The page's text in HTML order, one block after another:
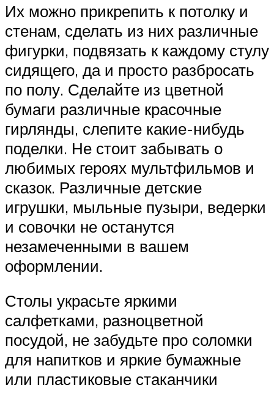
Их можно прикрепить к потолку и
стенам, сделать из них различные
фигурки, подвязать к каждому стулу
сидящего, да и просто разбросать
по полу. Сделайте из цветной
бумаги различные красочные
гирлянды, слепите какие-нибудь
поделки. Не стоит забывать о
любимых героях мультфильмов и
сказок. Различные детские
игрушки, мыльные пузыри, ведерки
и совочки не останутся
незамеченными в вашем
оформлении.
Столы украсьте яркими
салфетками, разноцветной
посудой, не забудьте про соломки
для напитков и яркие бумажные
или пластиковые стаканчики